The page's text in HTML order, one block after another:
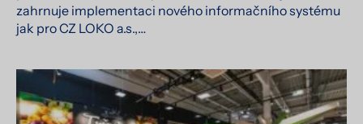
zahrnuje implementaci nového informačního systému
jak pro CZ LOKO a.s.,…